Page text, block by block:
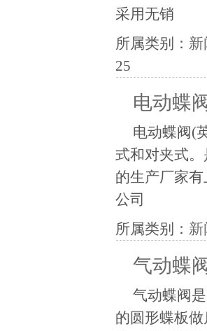
采用无销
所属类别：
25
电动蝶
电动蝶阀(
式和对夹式
的生产厂家
公司
所属类别：
气动蝶
气动蝶阀
的圆形蝶板